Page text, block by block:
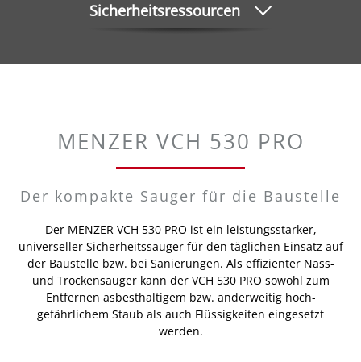
Sicherheitsressourcen
MENZER VCH 530 PRO
Der kompakte Sauger für die Baustelle
Der MENZER VCH 530 PRO ist ein leistungsstarker,
universeller Sicherheitssauger für den täglichen Einsatz auf
der Baustelle bzw. bei Sanierungen. Als effizienter Nass-
und Trockensauger kann der VCH 530 PRO sowohl zum
Entfernen asbesthaltigem bzw. anderweitig hoch-
gefährlichem Staub als auch Flüssigkeiten eingesetzt
werden.